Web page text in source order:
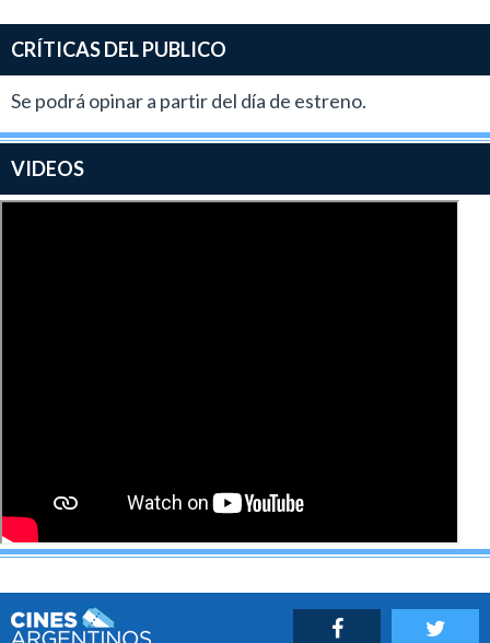
CRÍTICAS DEL PUBLICO
Se podrá opinar a partir del día de estreno.
VIDEOS